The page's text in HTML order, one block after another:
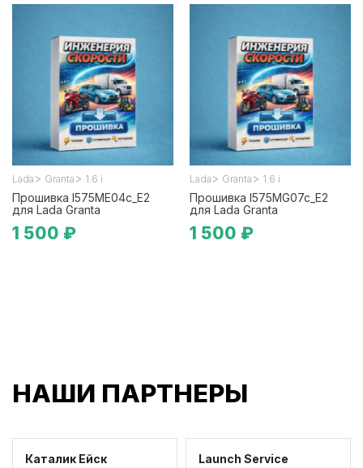
Lada > Granta > 1.6 i
Прошивка I575ME04c_E2
для Lada Granta
1 500 ₽
Lada > Granta > 1.6 i
Прошивка I575MG07c_E2
для Lada Granta
1 500 ₽
НАШИ ПАРТНЕРЫ
Каталик Ейск Launch Service